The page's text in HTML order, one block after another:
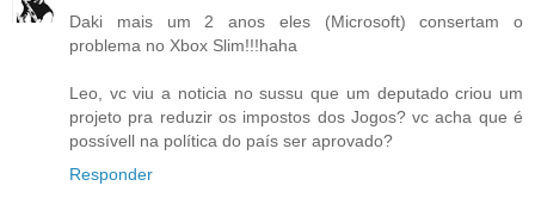
Daki mais um 2 anos eles (Microsoft) consertam o
problema no Xbox Slim!!!haha
Leo, vc viu a noticia no sussu que um deputado criou um
projeto pra reduzir os impostos dos Jogos? vc acha que é
possívell na política do país ser aprovado?
Responder